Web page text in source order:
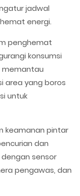
jadwal
energi.
penghemat
konsumsi
memantau
area yang boros
untuk
keamanan pintar
dan
sensor
pengawas, dan